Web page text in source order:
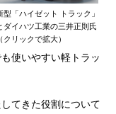
型「ハイゼット トラック」
ダイハツ工業の三井正則氏
（クリックで拡大）
使いやすい軽トラッ
てきた役割について